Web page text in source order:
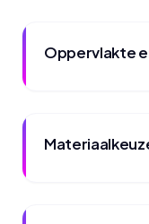
Oppervlakte